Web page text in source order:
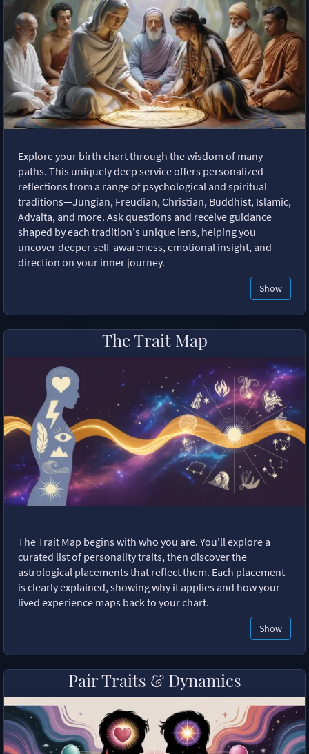
Explore your birth chart through the wisdom of many
paths. This uniquely deep service offers personalized
reflections from a range of psychological and spiritual
traditions—Jungian, Freudian, Christian, Buddhist, Islamic,
Advaita, and more. Ask questions and receive guidance
shaped by each tradition's unique lens, helping you
uncover deeper self-awareness, emotional insight, and
direction on your inner journey.
Show
The Trait Map
The Trait Map begins with who you are. You'll explore a
curated list of personality traits, then discover the
astrological placements that reflect them. Each placement
is clearly explained, showing why it applies and how your
lived experience maps back to your chart.
Show
Pair Traits & Dynamics